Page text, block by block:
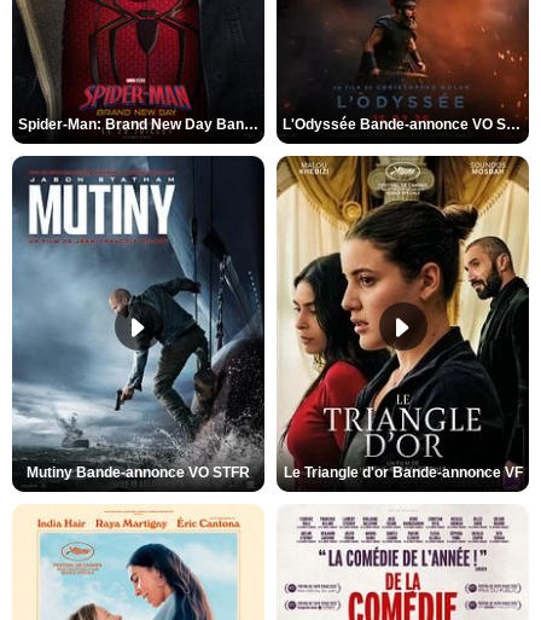
Spider-Man: Brand New Day Bande-annonce VO STFR L'Odyssée Bande-annonce VO STFR
Mutiny Bande-annonce VO STFR Le Triangle d'or Bande-annonce VF